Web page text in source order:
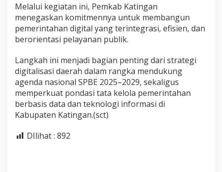
Melalui kegiatan ini, Pemkab Katingan
menegaskan komitmennya untuk membangun
pemerintahan digital yang terintegrasi, efisien, dan
berorientasi pelayanan publik.
Langkah ini menjadi bagian penting dari strategi
digitalisasi daerah dalam rangka mendukung
agenda nasional SPBE 2025–2029, sekaligus
memperkuat pondasi tata kelola pemerintahan
berbasis data dan teknologi informasi di
Kabupaten Katingan.(sct)
DIlihat : 892